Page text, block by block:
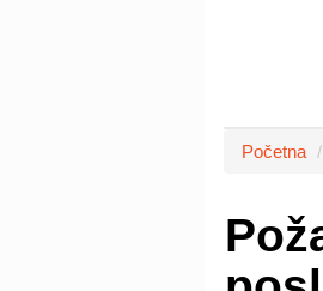
Početna